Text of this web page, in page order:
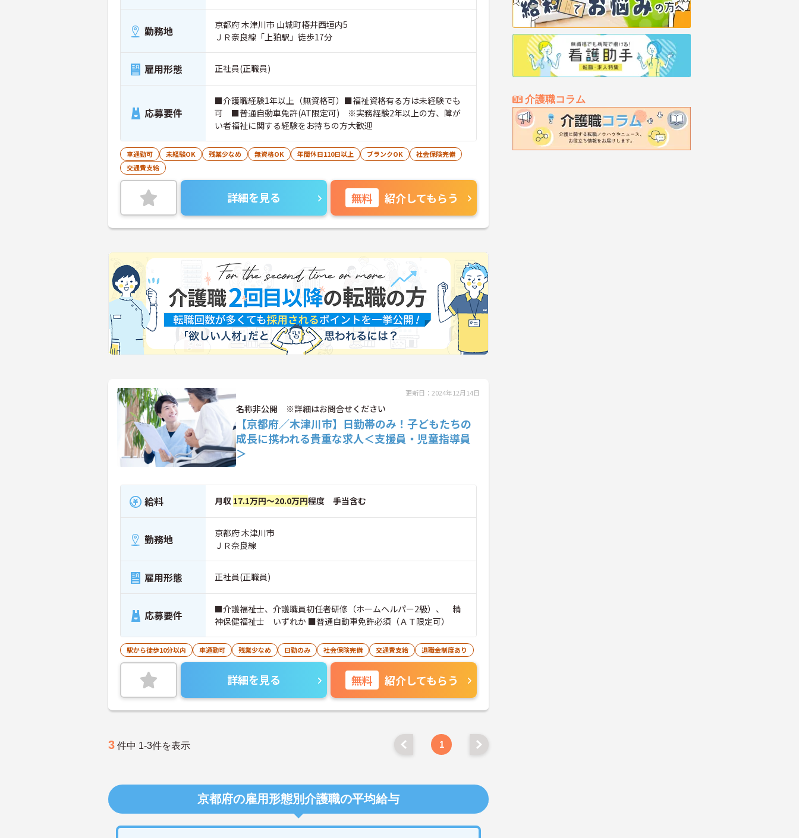
介護職コラム
勤務地
京都府 木津川市 山城町椿井西垣内5
ＪＲ奈良線「上狛駅」徒歩17分
雇用形態 正社員(正職員)
応募要件
■介護職経験1年以上（無資格可）■福祉資格有る方は未経験でも
可 ■普通自動車免許(AT限定可) ※実務経験2年以上の方、障が
い者福祉に関する経験をお持ちの方大歓迎
車通勤可 未経験OK 残業少なめ 無資格OK 年間休日110日以上 ブランクOK
社会保険完備
交通費支給
詳細を見る 無料 紹介してもらう
更新日：2024年12月14日
名称非公開 ※詳細はお問合せください
【京都府／木津川市】日勤帯のみ！子どもたちの
成長に携われる貴重な求人＜支援員・児童指導員
＞
給料 月収 17.1万円～20.0万円程度 手当含む
勤務地
京都府 木津川市
ＪＲ奈良線
雇用形態 正社員(正職員)
応募要件
■介護福祉士、介護職員初任者研修（ホームヘルパー2級）、 精
神保健福祉士 いずれか ■普通自動車免許必須（ＡＴ限定可）
駅から徒歩10分以内 車通勤可 残業少なめ 日勤のみ 社会保険完備 交通費支給 退職金制度あり
詳細を見る 無料 紹介してもらう
3 件中 1-3件を表示 1
京都府の雇用形態別介護職の平均給与